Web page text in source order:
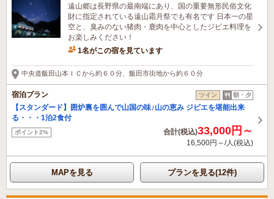
遠山郷は長野県の最南端にあり、国の重要無形民俗文化
財に指定されている遠山霜月祭でも有名です 日本一の星
空と、臭みのない猪肉・鹿肉を中心としたジビエ料理を
お楽しみください！
1名がこの宿を見ています
中央道飯田山本ＩＣから約６０分、飯田市街地から約６０分
宿泊プラン ツイン 朝・夕
【スタンダード】囲炉裏を囲んで山国の味♪山の恵み ジビエを堪能出来
る・・・1泊2食付
ポイント2% 合計(税込)33,000円～
16,500円～/人(税込)
MAPを見る プランを見る(12件)